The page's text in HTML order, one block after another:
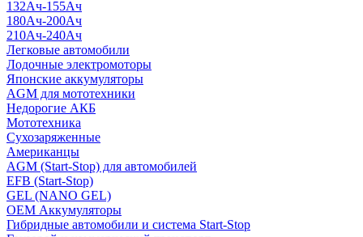
132Ач-155Ач
180Ач-200Ач
210Ач-240Ач
Легковые автомобили
Лодочные электромоторы
Японские аккумуляторы
AGM для мототехники
Недорогие АКБ
Мототехника
Сухозаряженные
Американцы
AGM (Start-Stop) для автомобилей
EFB (Start-Stop)
GEL (NANO GEL)
OEM Аккумуляторы
Гибридные автомобили и система Start-Stop